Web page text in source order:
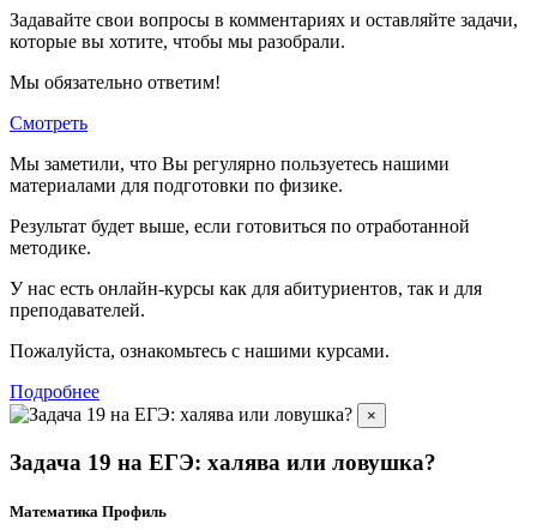
Задавайте свои вопросы в комментариях и оставляйте задачи,
которые вы хотите, чтобы мы разобрали.
Мы обязательно ответим!
Смотреть
Мы заметили, что Вы регулярно пользуетесь нашими
материалами для подготовки по физике.
Результат будет выше, если готовиться по отработанной
методике.
У нас есть онлайн-курсы как для абитуриентов, так и для
преподавателей.
Пожалуйста, ознакомьтесь с нашими курсами.
Подробнее
×
Задача 19 на ЕГЭ: халява или ловушка?
Математика Профиль